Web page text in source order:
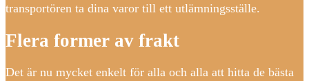
transportören ta dina varor till ett utlämningsställe.
Flera former av frakt
Det är nu mycket enkelt för alla och alla att hitta de bästa